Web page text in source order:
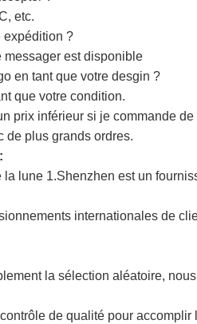
etc.
expédition ?
messager est disponible
en tant que votre desgin ?
que votre condition.
prix inférieur si je commande
de plus grands ordres.
la lune 1.Shenzhen est un
internationales de
la sélection aléatoire,
de qualité pour